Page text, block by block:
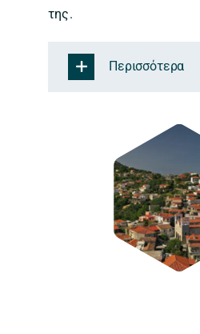
της.
Περισσότερα